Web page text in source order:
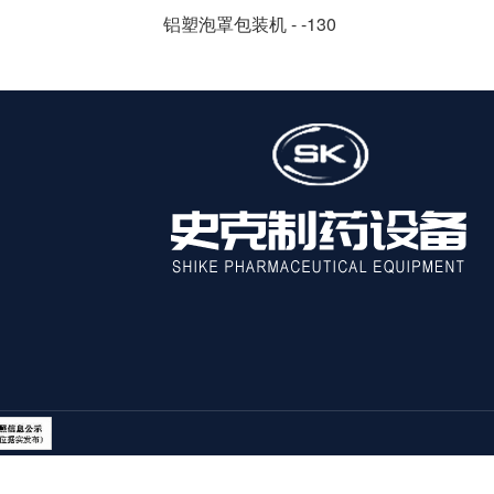
铝塑泡罩包装机 - -130